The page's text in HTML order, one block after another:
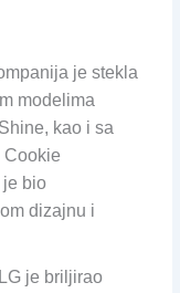
je stekla
modelima
kao i sa
Cookie
je bio
dizajnu i
LG je briljirao